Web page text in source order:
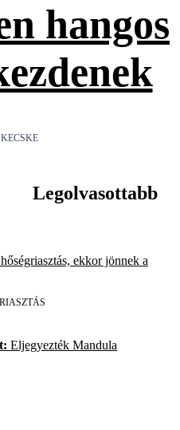
hangos
Legolvasottabb
hőségriasztás, ekkor jönnek a
Eljegyezték Mandula